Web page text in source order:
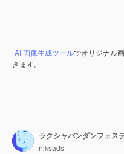
AI 画像生成ツールでオリジナル
きます。
ラクシャバンダンフェス
niksads